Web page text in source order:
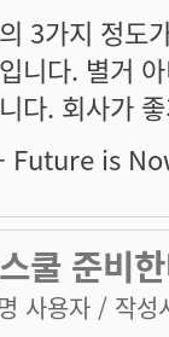
3가지 정도
니다. 별거
다. 회사가
Future is
쿨 준비
사용자 / 작성